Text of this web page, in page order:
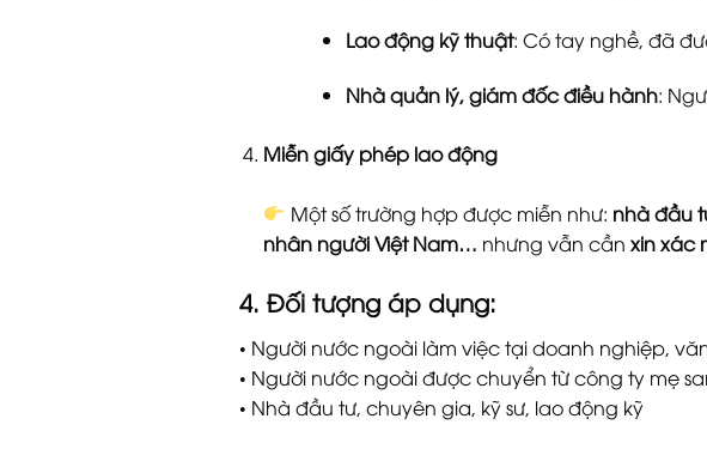
Lao động kỹ thuật: Có tay nghề, đã
Nhà quản lý, giám đốc điều hành:
Miễn giấy phép lao động
Một số trường hợp được miễn như: nhà đầu
nhân người Việt Nam… nhưng vẫn cầnxin xác
4. Đối tượng áp dụng:
• Người nước ngoài làm việc tại doanh nghiệp,
• Người nước ngoài được chuyển từ công ty mẹ
• Nhà đầu tư, chuyên gia, kỹ sư, lao động kỹ